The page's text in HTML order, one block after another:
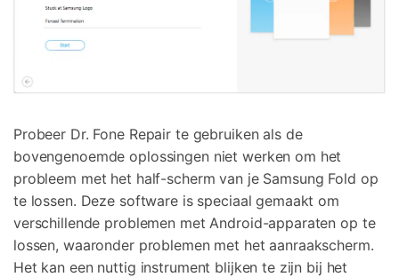
Probeer Dr. Fone Repair te gebruiken als de
bovengenoemde oplossingen niet werken om het
probleem met het half-scherm van je Samsung Fold op
te lossen. Deze software is speciaal gemaakt om
verschillende problemen met Android-apparaten op te
lossen, waaronder problemen met het aanraakscherm.
Het kan een nuttig instrument blijken te zijn bij het